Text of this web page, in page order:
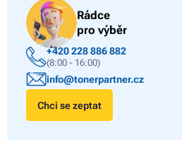
Rádce
pro výběr
+420 228 886 882
(8:00 - 16:00)
info@tonerpartner.cz
Chci se zeptat